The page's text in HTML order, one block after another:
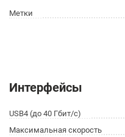
Метки
Интерфейсы
USB4 (до 40 Гбит/с)
Максимальная скорость